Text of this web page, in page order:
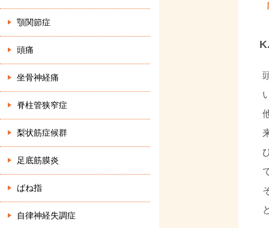
顎関節症
頭痛
坐骨神経痛
脊柱管狭窄症
梨状筋症候群
足底筋膜炎
ばね指
自律神経失調症